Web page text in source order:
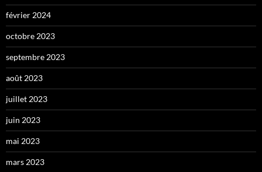
février 2024
octobre 2023
septembre 2023
août 2023
juillet 2023
juin 2023
mai 2023
mars 2023